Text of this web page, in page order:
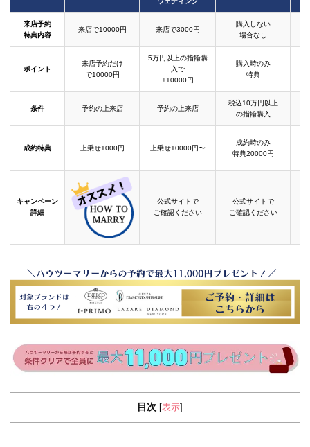
来店予約
特典内容
来店で10000円 来店で3000円
購入しない
場合なし
ポイント
来店予約だけ
で10000円
5万円以上の指輪購
入で
+10000円
購入時のみ
特典
条件 予約の上来店 予約の上来店
税込10万円以上
の指輪購入
成約特典 上乗せ1000円 上乗せ10000円〜
成約時のみ
特典20000円
キャンペーン
詳細
公式サイトで
ご確認ください
公式サイトで
ご確認ください
目次 [表示]